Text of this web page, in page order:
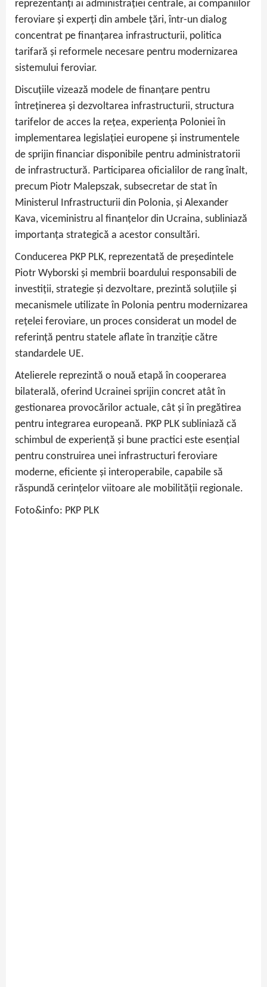
reprezentanți ai administrației centrale, ai companiilor
feroviare și experți din ambele țări, într‑un dialog
concentrat pe finanțarea infrastructurii, politica
tarifară și reformele necesare pentru modernizarea
sistemului feroviar.
Discuțiile vizează modele de finanțare pentru
întreținerea și dezvoltarea infrastructurii, structura
tarifelor de acces la rețea, experiența Poloniei în
implementarea legislației europene și instrumentele
de sprijin financiar disponibile pentru administratorii
de infrastructură. Participarea oficialilor de rang înalt,
precum Piotr Malepszak, subsecretar de stat în
Ministerul Infrastructurii din Polonia, și Alexander
Kava, viceministru al finanțelor din Ucraina, subliniază
importanța strategică a acestor consultări.
Conducerea PKP PLK, reprezentată de președintele
Piotr Wyborski și membrii boardului responsabili de
investiții, strategie și dezvoltare, prezintă soluțiile și
mecanismele utilizate în Polonia pentru modernizarea
rețelei feroviare, un proces considerat un model de
referință pentru statele aflate în tranziție către
standardele UE.
Atelierele reprezintă o nouă etapă în cooperarea
bilaterală, oferind Ucrainei sprijin concret atât în
gestionarea provocărilor actuale, cât și în pregătirea
pentru integrarea europeană. PKP PLK subliniază că
schimbul de experiență și bune practici este esențial
pentru construirea unei infrastructuri feroviare
moderne, eficiente și interoperabile, capabile să
răspundă cerințelor viitoare ale mobilității regionale.
Foto&info: PKP PLK